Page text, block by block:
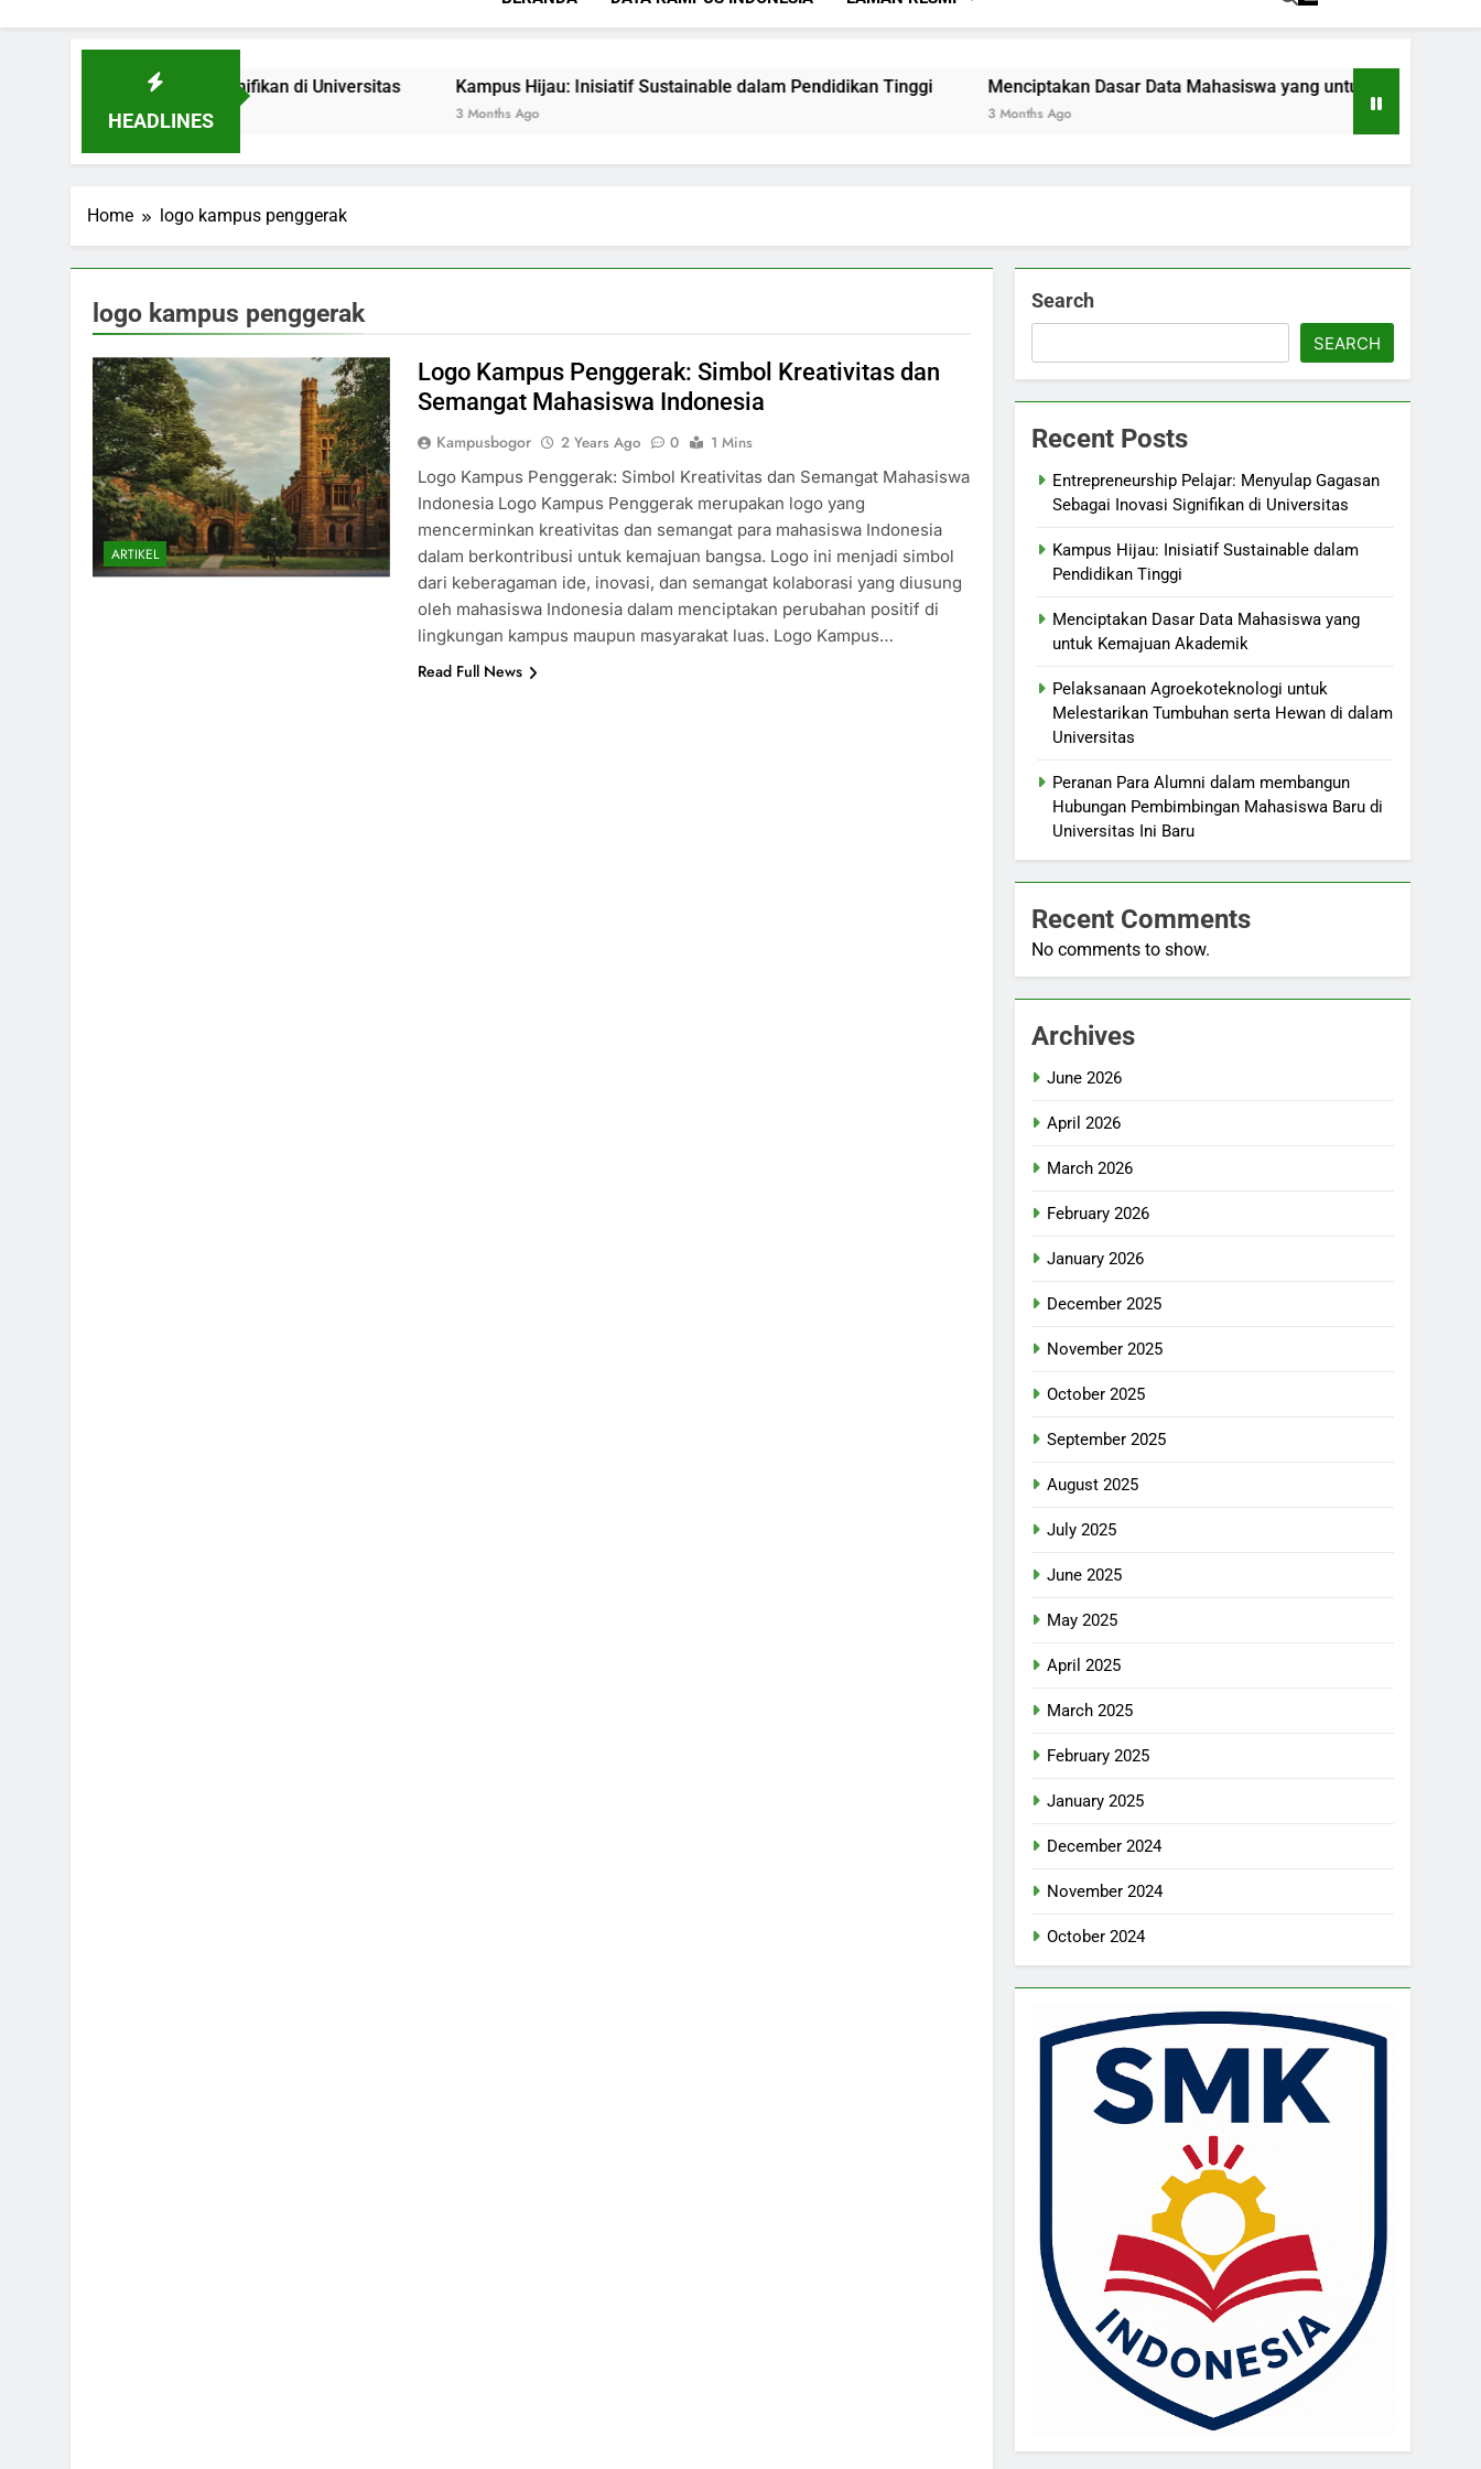
HEADLINES
Inovasi Signifikan di Universitas Kampus Hijau: Inisiatif Sustainable dalam Pendidikan Tinggi
3 Months Ago
Menciptakan Dasar Data Mahasiswa yang untuk Kemajuan Akademik
3 Months Ago
Home logo kampus penggerak
logo kampus penggerak
ARTIKEL
Logo Kampus Penggerak: Simbol Kreativitas dan
Semangat Mahasiswa Indonesia
Kampusbogor 2 Years Ago 0
1 Mins
Logo Kampus Penggerak: Simbol Kreativitas dan Semangat Mahasiswa
Indonesia Logo Kampus Penggerak merupakan logo yang
mencerminkan kreativitas dan semangat para mahasiswa Indonesia
dalam berkontribusi untuk kemajuan bangsa. Logo ini menjadi simbol
dari keberagaman ide, inovasi, dan semangat kolaborasi yang diusung
oleh mahasiswa Indonesia dalam menciptakan perubahan positif di
lingkungan kampus maupun masyarakat luas. Logo Kampus…
Read Full News
Search
SEARCH
Recent Posts
Entrepreneurship Pelajar: Menyulap Gagasan
Sebagai Inovasi Signifikan di Universitas
Kampus Hijau: Inisiatif Sustainable dalam
Pendidikan Tinggi
Menciptakan Dasar Data Mahasiswa yang
untuk Kemajuan Akademik
Pelaksanaan Agroekoteknologi untuk
Melestarikan Tumbuhan serta Hewan di dalam
Universitas
Peranan Para Alumni dalam membangun
Hubungan Pembimbingan Mahasiswa Baru di
Universitas Ini Baru
Recent Comments
No comments to show.
Archives
June 2026
April 2026
March 2026
February 2026
January 2026
December 2025
November 2025
October 2025
September 2025
August 2025
July 2025
June 2025
May 2025
April 2025
March 2025
February 2025
January 2025
December 2024
November 2024
October 2024